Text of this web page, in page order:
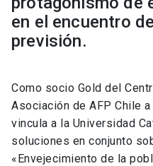
en el encuentro
previsión.
Como socio Gold del
Asociación de AFP Chile
vincula a la Universidad
soluciones en conjunto
«Envejecimiento de la